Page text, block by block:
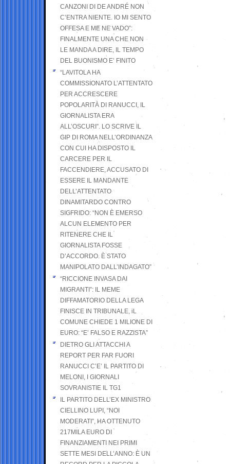
CANZONI DI DE ANDRÉ NON
C’ENTRA NIENTE. IO MI SENTO
OFFESA E ME NE VADO”:
FINALMENTE UNA CHE NON
LE MANDA A DIRE, IL TEMPO
DEL BUONISMO E’ FINITO
“LAVITOLA HA
COMMISSIONATO L’ATTENTATO
PER ACCRESCERE
POPOLARITÀ DI RANUCCI, IL
GIORNALISTA ERA
ALL’OSCURI”. LO SCRIVE IL
GIP DI ROMA NELL’ORDINANZA
CON CUI HA DISPOSTO IL
CARCERE PER IL
FACCENDIERE, ACCUSATO DI
ESSERE IL MANDANTE
DELL’ATTENTATO
DINAMITARDO CONTRO
SIGFRIDO: “NON È EMERSO
ALCUN ELEMENTO PER
RITENERE CHE IL
GIORNALISTA FOSSE
D’ACCORDO. È STATO
MANIPOLATO DALL’INDAGATO”
“RICCIONE INVASA DAI
MIGRANTI”: IL MEME
DIFFAMATORIO DELLA LEGA
FINISCE IN TRIBUNALE, iL
COMUNE CHIEDE 1 MILIONE DI
EURO: “E’ FALSO E RAZZISTA”
DIETRO GLI ATTACCHI A
REPORT PER FAR FUORI
RANUCCI C’E’ IL PARTITO DI
MELONI, I GIORNALI
SOVRANISTIE IL TG1
IL PARTITO DELL’EX MINISTRO
CIELLINO LUPI, “NOI
MODERATI”, HA OTTENUTO
217MILA EURO DI
FINANZIAMENTI NEI PRIMI
SETTE MESI DELL’ANNO: È UN